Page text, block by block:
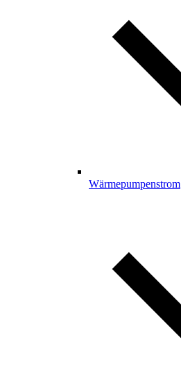
Wärmepumpenstrom